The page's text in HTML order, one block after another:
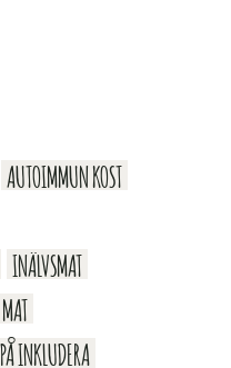
AUTOIMMUN KOST
INÄLVSMAT
INKLUDERA